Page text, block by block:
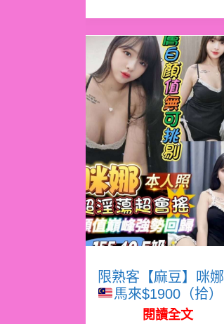
限熟客【麻豆】咪娜
馬來$1900（拾）
閱讀全文